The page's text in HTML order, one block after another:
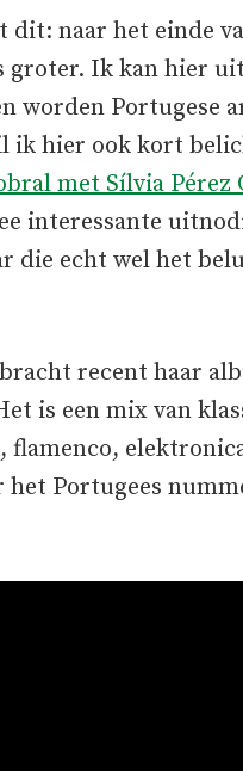
dit: naar het einde
groter. Ik kan hier
worden Portugese
ik hier ook kort
met Sílvia Pérez
interessante
die echt wel het
recent haar
is een mix van
flamenco,
het Portugees